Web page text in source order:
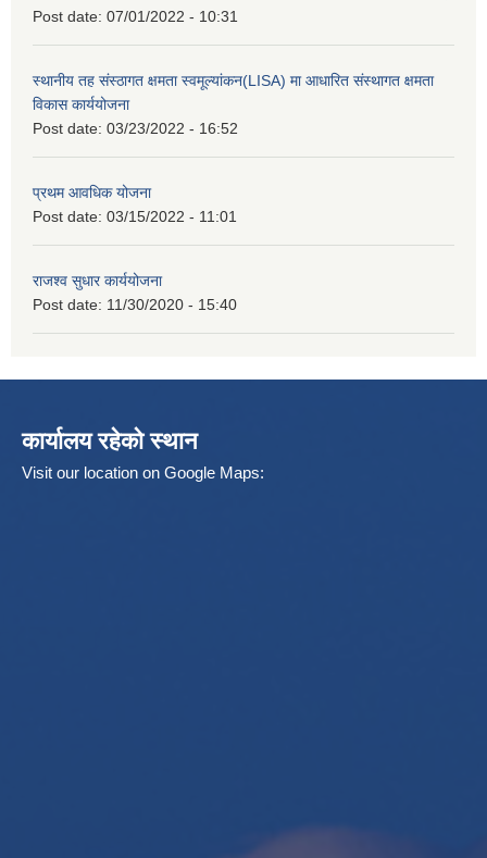
Post date: 07/01/2022 - 10:31
स्थानीय तह संस्ठागत क्षमता स्वमूल्यांकन(LISA) मा आधारित संस्थागत क्षमता
विकास कार्ययोजना
Post date: 03/23/2022 - 16:52
प्रथम आवधिक योजना
Post date: 03/15/2022 - 11:01
राजश्व सुधार कार्ययोजना
Post date: 11/30/2020 - 15:40
कार्यालय रहेको स्थान
Visit our location on Google Maps: